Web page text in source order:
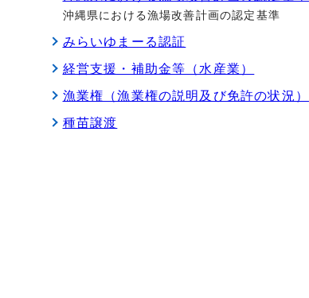
沖縄県における漁場改善計画の認定基準
みらいゆまーる認証
経営支援・補助金等（水産業）
漁業権（漁業権の説明及び免許の状況）
種苗譲渡